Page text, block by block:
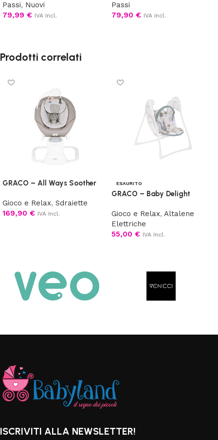
Passi, Nuovi
79,99 € IVA Incl.
Passi
79,90 € IVA Incl.
Prodotti correlati
GRACO – All Ways Soother
Gioco e Relax, Sdraiette
169,90 € IVA Incl.
ESAURITO
GRACO – Baby Delight
Gioco e Relax, Altalene
Elettriche
55,00 € IVA Incl.
ISCRIVITI ALLA NEWSLETTER!